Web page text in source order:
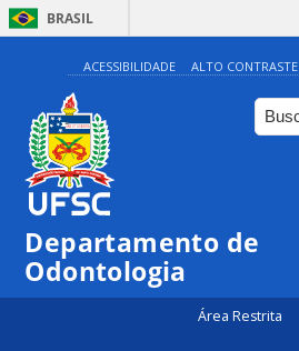
BRASIL
ACESSIBILIDADE ALTO CONTRASTE
Departamento de
Odontologia
Área Restrita